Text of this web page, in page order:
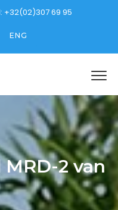
+32(02)307 69 95
ENG
2 van